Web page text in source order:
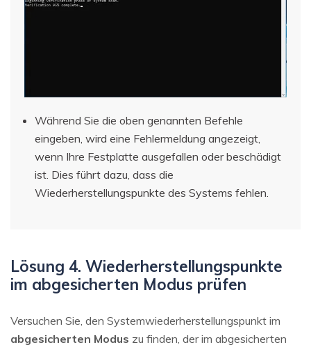
Während Sie die oben genannten Befehle
eingeben, wird eine Fehlermeldung angezeigt,
wenn Ihre Festplatte ausgefallen oder beschädigt
ist. Dies führt dazu, dass die
Wiederherstellungspunkte des Systems fehlen.
Lösung 4. Wiederherstellungspunkte
im abgesicherten Modus prüfen
Versuchen Sie, den Systemwiederherstellungspunkt im
abgesicherten Modus zu finden, der im abgesicherten